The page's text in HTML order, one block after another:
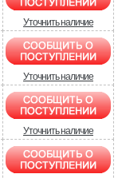
Уточнить наличие
Уточнить наличие
Уточнить наличие